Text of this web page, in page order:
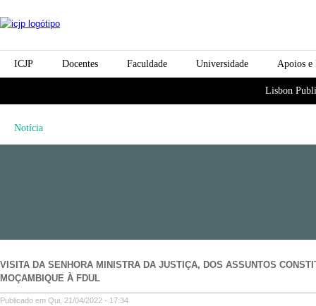
icjp
menu-institucional Apoios e
Universidade
Faculdade
Docentes
ICJP
Lisbon
Notícia
VISITA DA SENHORA MINISTRA DA JUSTIÇA, DOS ASSUNTOS
MOÇAMBIQUE À FDUL
Publicado em Qui, 21/04/2022 - 17:34